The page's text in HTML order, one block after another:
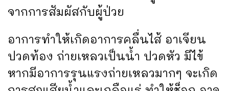
จากการสัมผัสกับผู้ป่วย
อาการทำให้เกิดอาการคลื่นไส้ อาเจียน
ปวดท้อง ถ่ายเหลวเป็นน้ำ ปวดหัว มีไข้
หากมีอาการรุนแรงถ่ายเหลวมากๆ จะเกิด